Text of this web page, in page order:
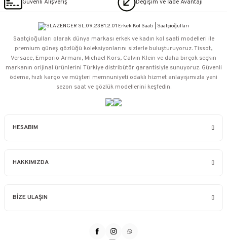
Güvenli Alışveriş Değişim ve İade Avantajı
HESABIM
HAKKIMIZDA
BİZE ULAŞIN
Saatçioğulları⁠ olarak dünya markası erkek ve kadın kol saati modelleri ile
premium güneş gözlüğü koleksiyonlarını sizlerle buluşturuyoruz. Tissot,
Versace, Emporio Armani, Michael Kors, Calvin Klein ve daha birçok seçkin
markanın orijinal ürünlerini Türkiye distribütör garantisiyle sunuyoruz. Güvenli
ödeme, hızlı kargo ve müşteri memnuniyeti odaklı hizmet anlayışımızla yeni
sezon saat ve gözlük modellerini keşfedin.